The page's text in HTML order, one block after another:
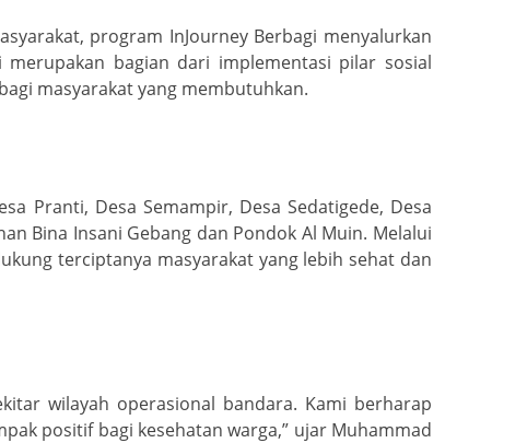
program InJourney Berbagi menyalurkan
bagian dari implementasi pilar sosial
masyarakat yang membutuhkan.
Pranti, Desa Semampir, Desa Sedatigede, Desa
Bina Insani Gebang dan Pondok Al Muin. Melalui
terciptanya masyarakat yang lebih sehat dan
wilayah operasional bandara. Kami berharap
positif bagi kesehatan warga,” ujar Muhammad